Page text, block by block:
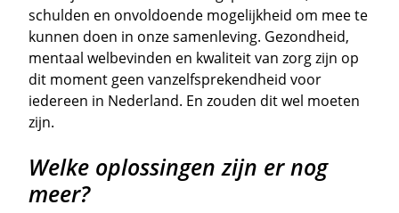
schulden en onvoldoende mogelijkheid om mee te
kunnen doen in onze samenleving. Gezondheid,
mentaal welbevinden en kwaliteit van zorg zijn op
dit moment geen vanzelfsprekendheid voor
iedereen in Nederland. En zouden dit wel moeten
zijn.
Welke oplossingen zijn er nog
meer?